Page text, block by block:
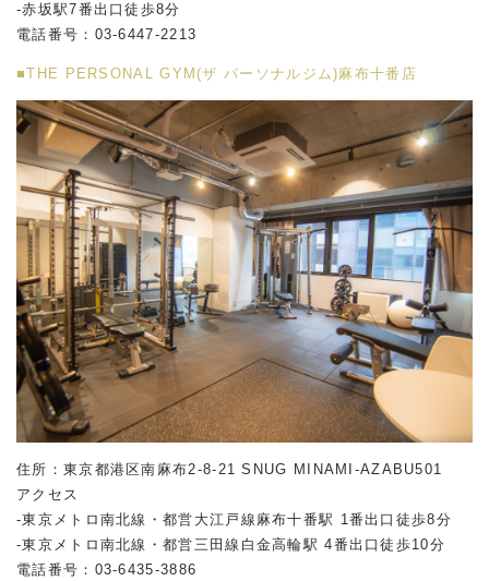
-赤坂駅7番出口徒歩8分
電話番号： 03-6447-2213
■THE PERSONAL GYM(ザ パーソナルジム)麻布十番店
住所：東京都港区南麻布2-8-21 SNUG MINAMI-AZABU501
アクセス
-東京メトロ南北線・都営大江戸線麻布十番駅 1番出口徒歩8分
-東京メトロ南北線・都営三田線白金高輪駅 4番出口徒歩10分
電話番号： 03-6435-3886